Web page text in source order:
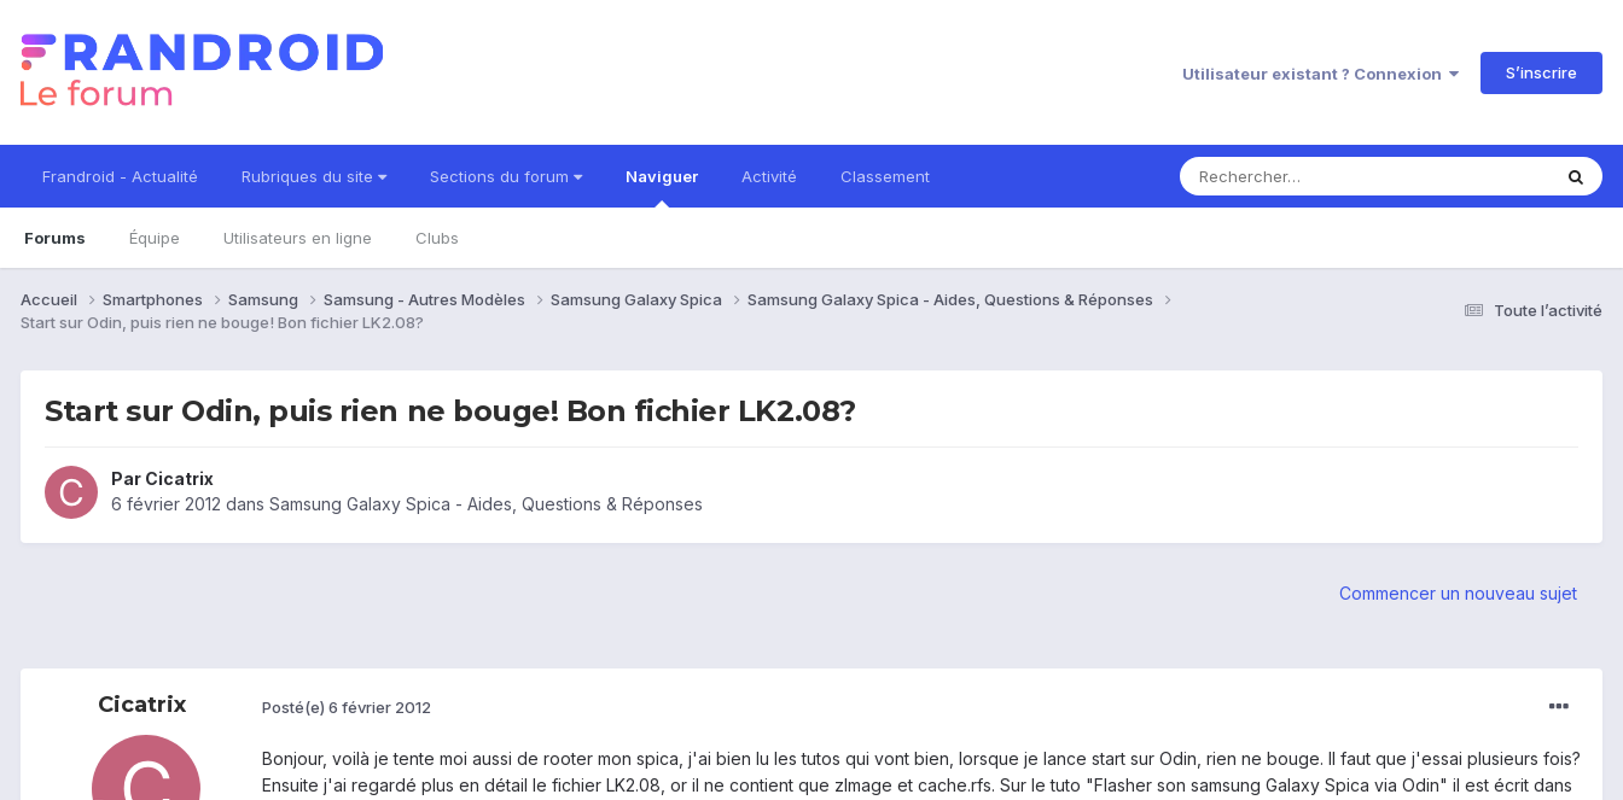
Utilisateur existant ? Connexion S’inscrire
Frandroid - Actualité Rubriques du site Sections du forum Naviguer
Forums Équipe Utilisateurs en ligne Clubs
Activité Classement
Toute l’activité
Accueil Smartphones Samsung Samsung - Autres Modèles Samsung Galaxy Spica
Samsung Galaxy Spica - Aides, Questions & Réponses
Start sur Odin, puis rien ne bouge! Bon fichier LK2.08?
Start sur Odin, puis rien ne bouge! Bon fichier LK2.08?
Par Cicatrix
6 février 2012 dans Samsung Galaxy Spica - Aides, Questions & Réponses
Commencer un nouveau sujet
Cicatrix Posté(e) 6 février 2012
Bonjour, voilà je tente moi aussi de rooter mon spica, j'ai bien lu les tutos qui vont bien, lorsque je lance start sur Odin, rien ne bouge. Il faut que j'essai plusieurs fois?
Ensuite j'ai regardé plus en détail le fichier LK2.08, or il ne contient que zImage et cache.rfs. Sur le tuto "Flasher son samsung Galaxy Spica via Odin" il est écrit dans